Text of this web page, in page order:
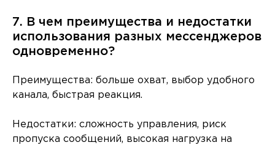
7. В чем преимущества и недостатки
использования разных мессенджеров
одновременно?
Преимущества: больше охват, выбор удобного
канала, быстрая реакция.
Недостатки: сложность управления, риск
пропуска сообщений, высокая нагрузка на